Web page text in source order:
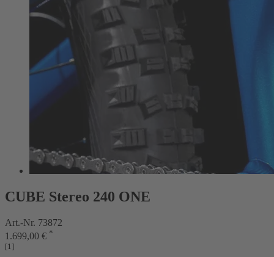
CUBE Stereo 240 ONE
Art.-Nr. 73872
1.699,00 € *
[1]